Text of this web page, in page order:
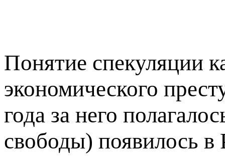
Понятие спекуляции
экономического
года за него
свободы) появилось в